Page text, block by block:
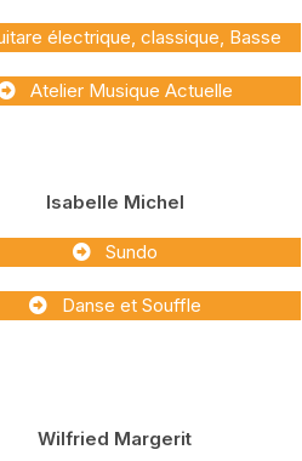
électrique, classique, Basse
Atelier Musique Actuelle
Isabelle Michel
Sundo
Danse et Souffle
Wilfried Margerit